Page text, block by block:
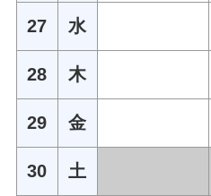
27 水
28 木
29 金
30 土